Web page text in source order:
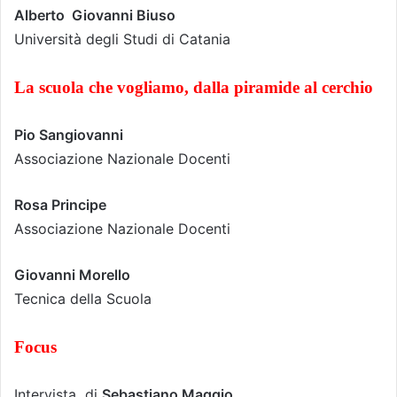
Alberto Giovanni Biuso
Università degli Studi di Catania
La scuola che vogliamo, dalla piramide al cerchio
Pio Sangiovanni
Associazione Nazionale Docenti
Rosa Principe
Associazione Nazionale Docenti
Giovanni Morello
Tecnica della Scuola
Focus